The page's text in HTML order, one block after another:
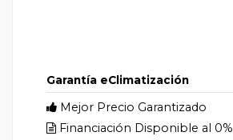
Garantía eClimatización
Mejor Precio Garantizado
Financiación Disponible al 0%